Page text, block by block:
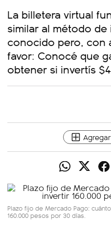
La billetera virtual
similar al método de
conocido pero, con
favor: Conocé que
obtener si invertís
Plazo fijo de Mercado Pago:
160.000 pesos por 30 días.